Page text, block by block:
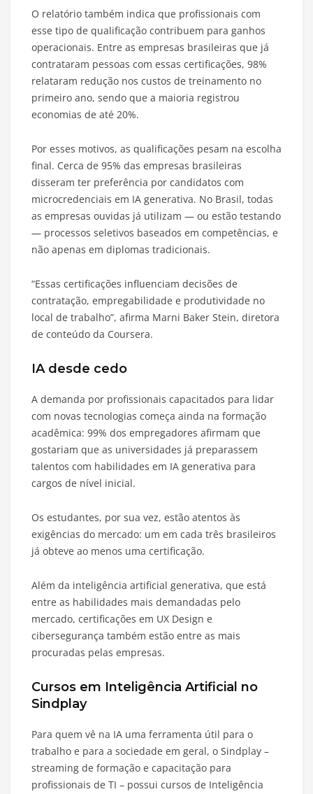
O relatório também indica que profissionais com
esse tipo de qualificação contribuem para ganhos
operacionais. Entre as empresas brasileiras que já
contrataram pessoas com essas certificações, 98%
relataram redução nos custos de treinamento no
primeiro ano, sendo que a maioria registrou
economias de até 20%.
Por esses motivos, as qualificações pesam na escolha
final. Cerca de 95% das empresas brasileiras
disseram ter preferência por candidatos com
microcredenciais em IA generativa. No Brasil, todas
as empresas ouvidas já utilizam — ou estão testando
— processos seletivos baseados em competências, e
não apenas em diplomas tradicionais.
“Essas certificações influenciam decisões de
contratação, empregabilidade e produtividade no
local de trabalho”, afirma Marni Baker Stein, diretora
de conteúdo da Coursera.
IA desde cedo
A demanda por profissionais capacitados para lidar
com novas tecnologias começa ainda na formação
acadêmica: 99% dos empregadores afirmam que
gostariam que as universidades já preparassem
talentos com habilidades em IA generativa para
cargos de nível inicial.
Os estudantes, por sua vez, estão atentos às
exigências do mercado: um em cada três brasileiros
já obteve ao menos uma certificação.
Além da inteligência artificial generativa, que está
entre as habilidades mais demandadas pelo
mercado, certificações em UX Design e
cibersegurança também estão entre as mais
procuradas pelas empresas.
Cursos em Inteligência Artificial no
Sindplay
Para quem vê na IA uma ferramenta útil para o
trabalho e para a sociedade em geral, o Sindplay –
streaming de formação e capacitação para
profissionais de TI – possui cursos de Inteligência